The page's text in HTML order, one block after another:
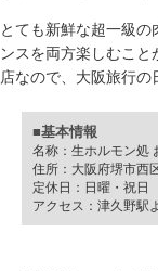
とても新鮮な超一級
ンスを両方楽しむこ
店なので、大阪旅行の
■基本情報
名称：生ホルモン処
住所：大阪府堺市西
定休日：日曜・祝日
アクセス：津久野駅